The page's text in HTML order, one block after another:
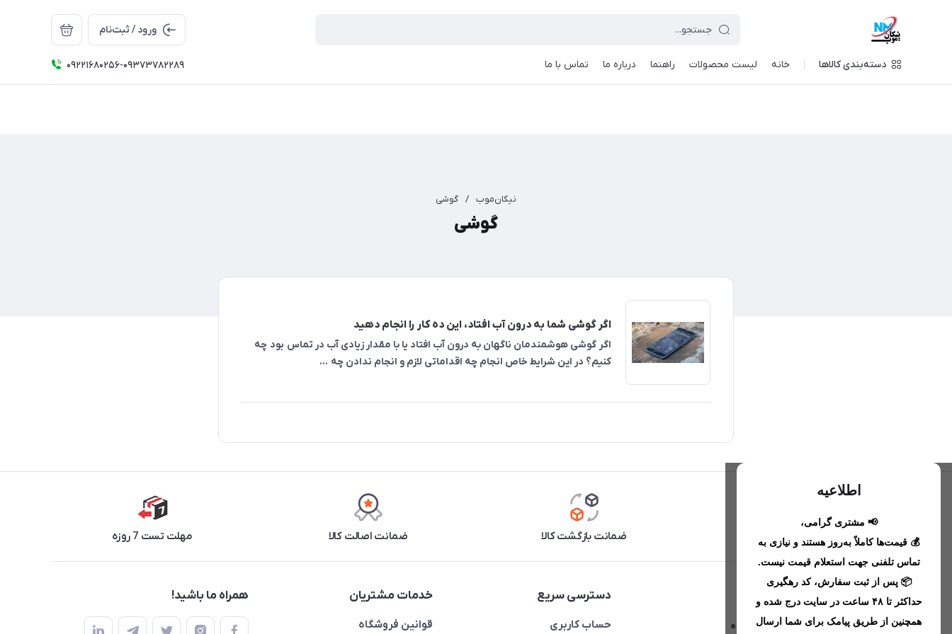
ورود / ثبت‌نام
دسته‌بندی کالاها خانه لیست محصولات راهنما درباره ما تماس با ما 09221680256-09373782289
نیکان‌موب / گوشی
گوشی
اگر گوشی شما به درون آب افتاد، این ده کار را انجام دهید
اگر گوشی هوشمندمان ناگهان به درون آب افتاد یا با مقدار زیادی آب در تماس بود چه
کنیم؟ در این شرایط خاص انجام چه اقداماتی لازم و انجام ندادن چه ...
اطلاعیه
📢 مشتری گرامی،
💰 قیمت‌ها کاملاً به‌روز هستند و نیازی به
تماس تلفنی جهت استعلام قیمت نیست.
📦 پس از ثبت سفارش، کد رهگیری
حداکثر تا ۴۸ ساعت در سایت درج شده و
همچنین از طریق پیامک برای شما ارسال
تحویل اکسپرس(با هماهنگی) ضمانت بازگشت کالا ضمانت اصالت کالا مهلت تست 7 روزه
اطلاعات تماس
09221680256 - 09373782289
دسترسی سریع
حساب کاربری
خدمات مشتریان
قوانین فروشگاه
همراه ما باشید!